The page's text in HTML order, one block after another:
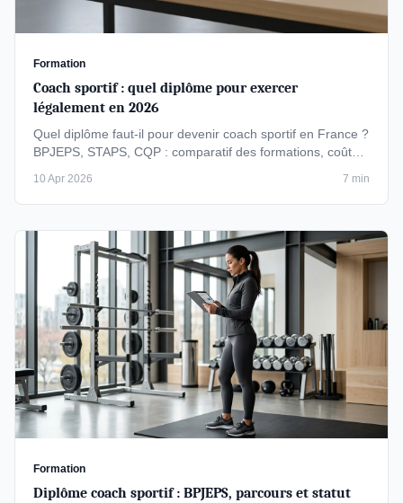
Formation
Coach sportif : quel diplôme pour exercer
légalement en 2026
Quel diplôme faut-il pour devenir coach sportif en France ?
BPJEPS, STAPS, CQP : comparatif des formations, coûts
10 Apr 2026 7 min
Formation
Diplôme coach sportif : BPJEPS, parcours et statut